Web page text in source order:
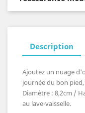
Description
Ajoutez un nuage
journée du bon
Diamètre : 8,2cm /
au lave-vaisselle.